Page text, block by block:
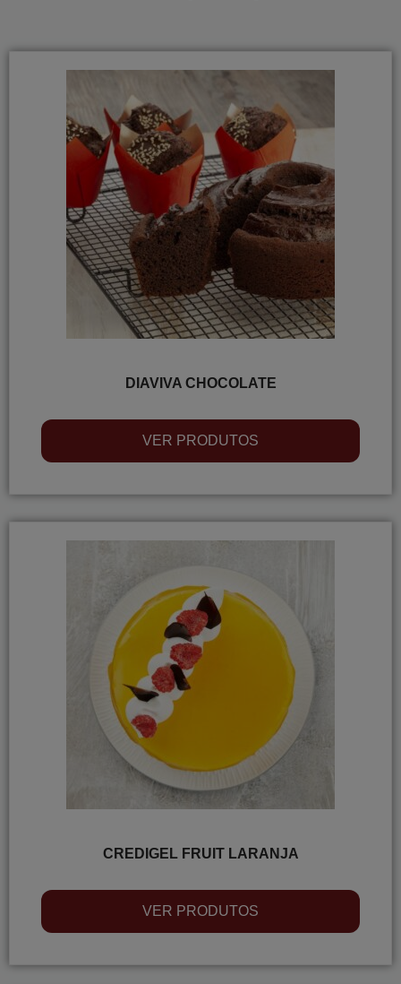
DIAVIVA CHOCOLATE
VER PRODUTOS
CREDIGEL FRUIT LARANJA
VER PRODUTOS